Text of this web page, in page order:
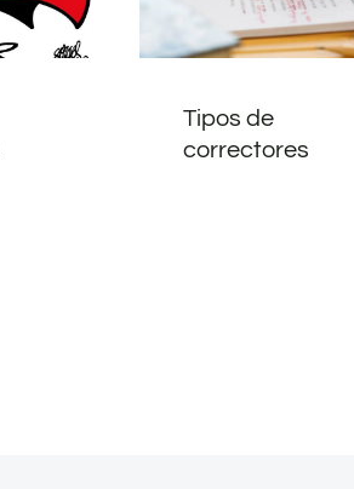
Tipos de
correctores